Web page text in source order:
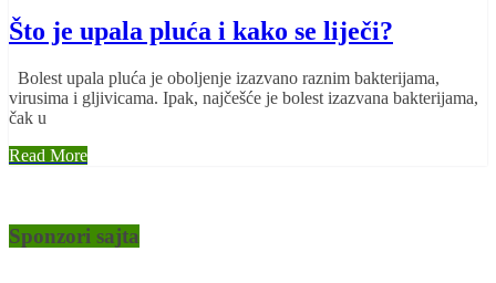
Što je upala pluća i kako se liječi?
Bolest upala pluća je oboljenje izazvano raznim bakterijama,
virusima i gljivicama. Ipak, najčešće je bolest izazvana bakterijama,
čak u
Read More
Sponzori sajta